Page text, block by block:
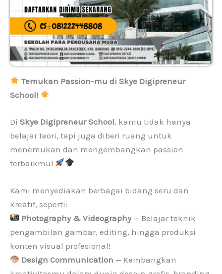
Temukan Passion-mu di Skye Digipreneur
School!
Di Skye Digipreneur School, kamu tidak hanya
belajar teori, tapi juga diberi ruang untuk
menemukan dan mengembangkan passion
terbaikmu!
Kami menyediakan berbagai bidang seru dan
kreatif, seperti:
Photography & Videography— Belajar teknik
pengambilan gambar, editing, hingga produksi
konten visual profesional!
Design Communication — Kembangkan